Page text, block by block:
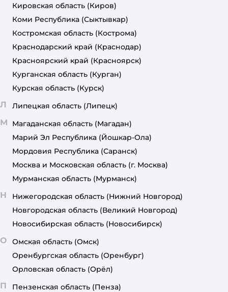
Кировская область (Киров)
Коми Республика (Сыктывкар)
Костромская область (Кострома)
Краснодарский край (Краснодар)
Красноярский край (Красноярск)
Курганская область (Курган)
Курская область (Курск)
Л Липецкая область (Липецк)
М Магаданская область (Магадан)
Марий Эл Республика (Йошкар-Ола)
Мордовия Республика (Саранск)
Москва и Московская область (г. Москва)
Мурманская область (Мурманск)
Н Нижегородская область (Нижний Новгород)
Новгородская область (Великий Новгород)
Новосибирская область (Новосибирск)
О Омская область (Омск)
Оренбургская область (Оренбург)
Орловская область (Орёл)
П Пензенская область (Пенза)